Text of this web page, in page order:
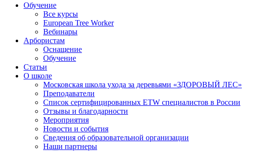
Обучение
Все курсы
European Tree Worker
Вебинары
Арбористам
Оснащение
Обучение
Статьи
О школе
Московская школа ухода за деревьями «ЗДОРОВЫЙ ЛЕС»
Преподаватели
Список сертифицированных ETW специалистов в России
Отзывы и благодарности
Мероприятия
Новости и события
Сведения об образовательной организации
Наши партнеры